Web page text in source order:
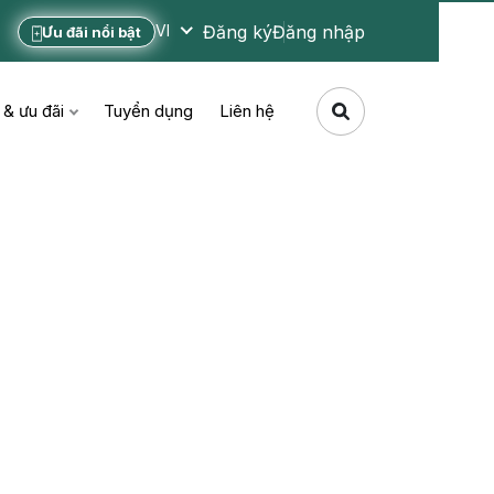
Ưu đãi nổi bật VI Đăng kýĐăng nhập
ưu đãi Tuyển dụng Liên hệ